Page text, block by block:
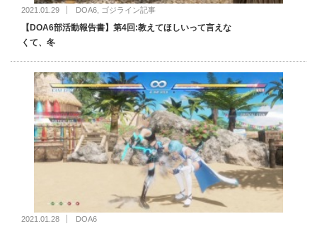
2021.01.29 DOA6 ゴジライン記事
【DOA6部活動報告書】第4回:教えてほしいって言えな
くて、冬
2021.01.28 DOA6